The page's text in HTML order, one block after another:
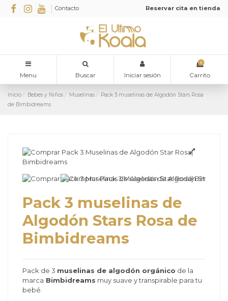
Contacto Reservar cita en tienda
Menu Buscar Iniciar sesión
0
Carrito
Inicio Bebes y Niños Muselinas
Pack 3 muselinas de Algodón Stars Rosa
de Bimbidreams
Pack 3 muselinas de
Algodón Stars Rosa de
Bimbidreams
Pack de 3 muselinas de algodón orgánico de la
marca Bimbidreams muy suave y transpirable para tu
bebé.